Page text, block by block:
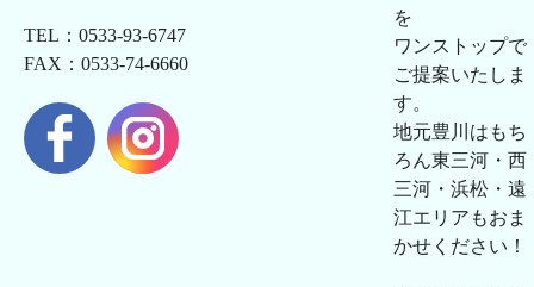
TEL：0533-93-6747
FAX：0533-74-6660
を
ワンストップで
ご提案いたしま
す。
地元豊川はもち
ろん東三河・西
三河・浜松・遠
江エリアもおま
かせください！